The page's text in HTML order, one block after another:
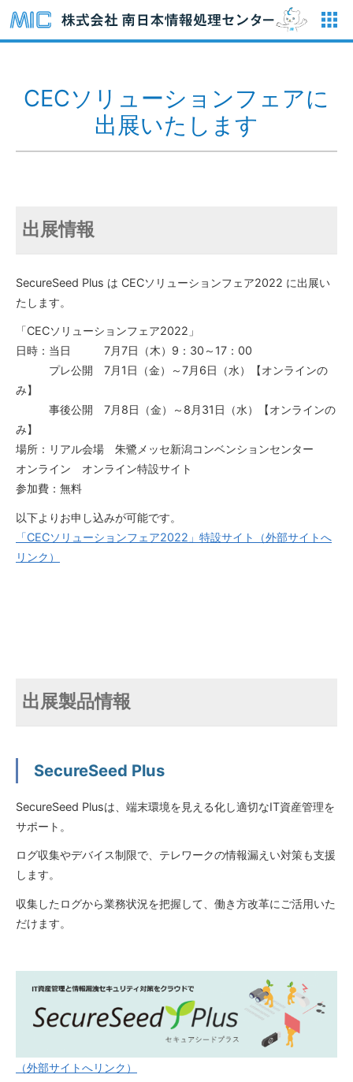
CECソリューションフェアに
出展いたします
出展情報
SecureSeed Plus は CECソリューションフェア2022 に出展い
たします。
「CECソリューションフェア2022」
日時：当日 7月7日（木）9：30～17：00
プレ公開 7月1日（金）～7月6日（水）【オンラインの
み】
事後公開 7月8日（金）～8月31日（水）【オンラインの
み】
場所：リアル会場 朱鷺メッセ新潟コンベンションセンター
オンライン オンライン特設サイト
参加費：無料
以下よりお申し込みが可能です。
「CECソリューションフェア2022」特設サイト（外部サイトへ
リンク）
出展製品情報
SecureSeed Plus
SecureSeed Plusは、端末環境を見える化し適切なIT資産管理を
サポート。
ログ収集やデバイス制限で、テレワークの情報漏えい対策も支援
します。
収集したログから業務状況を把握して、働き方改革にご活用いた
だけます。
（外部サイトへリンク）